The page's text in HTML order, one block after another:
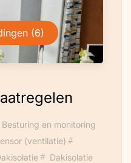
(6)
Besturing en monitoring
(ventilatie)
Dakisolatie